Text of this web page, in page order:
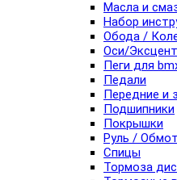
Масла и
Набор
Обода /
Оси/
Пеги для
Педали
Передние и
Подшипники
Покрышки
Руль /
Спицы
Тормоза